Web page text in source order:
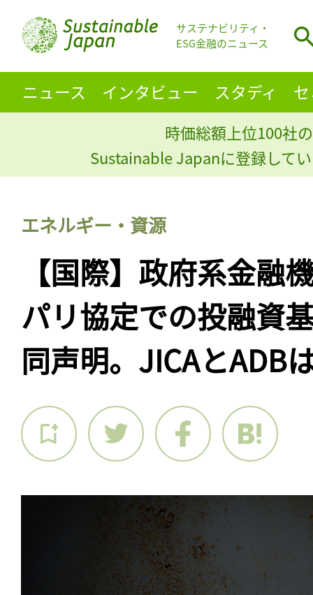
サステナビリティ・
ESG金融のニュース
ニュース インタビュー スタディ
時価総額上位100社
Sustainable Japanに登録して
エネルギー・資源
【国際】政府系金融
パリ協定での投融資
同声明。JICAとADB